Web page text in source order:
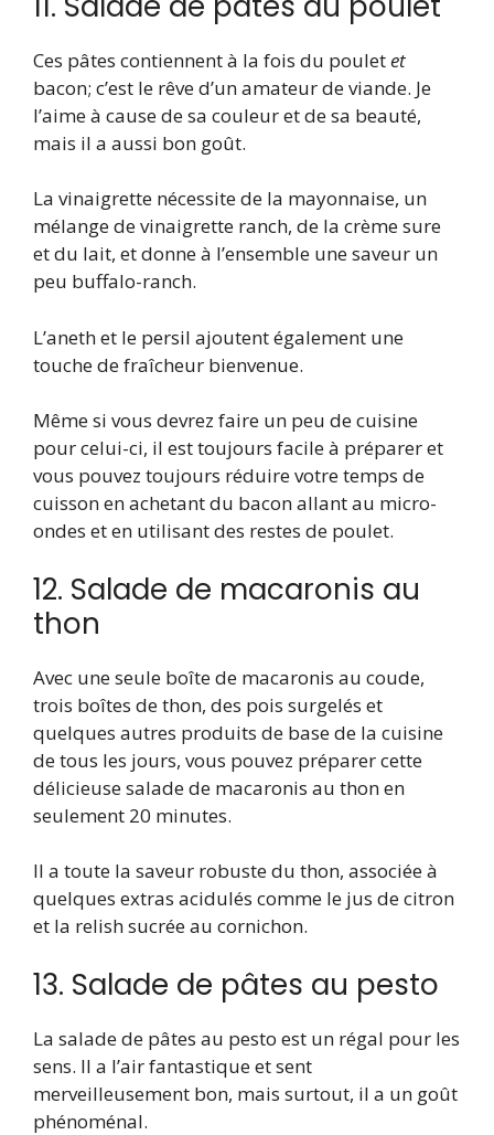
Ces pâtes contiennent à la fois du pouletet
bacon; c’est le rêve d’un amateur de viande. Je
l’aime à cause de sa couleur et de sa beauté,
mais il a aussi bon goût.
La vinaigrette nécessite de la mayonnaise, un
mélange de vinaigrette ranch, de la crème sure
et du lait, et donne à l’ensemble une saveur un
peu buffalo-ranch.
L’aneth et le persil ajoutent également une
touche de fraîcheur bienvenue.
Même si vous devrez faire un peu de cuisine
pour celui-ci, il est toujours facile à préparer et
vous pouvez toujours réduire votre temps de
cuisson en achetant du bacon allant au micro-
ondes et en utilisant des restes de poulet.
12. Salade de macaronis au
thon
Avec une seule boîte de macaronis au coude,
trois boîtes de thon, des pois surgelés et
quelques autres produits de base de la cuisine
de tous les jours, vous pouvez préparer cette
délicieuse salade de macaronis au thon en
seulement 20 minutes.
Il a toute la saveur robuste du thon, associée à
quelques extras acidulés comme le jus de citron
et la relish sucrée au cornichon.
13. Salade de pâtes au pesto
La salade de pâtes au pesto est un régal pour les
sens. Il a l’air fantastique et sent
merveilleusement bon, mais surtout, il a un goût
phénoménal.